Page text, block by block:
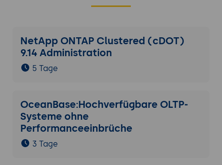
NetApp ONTAP Clustered (cDOT)
9.14 Administration
5 Tage
OceanBase:Hochverfügbare OLTP-
Systeme ohne
Performanceeinbrüche
3 Tage